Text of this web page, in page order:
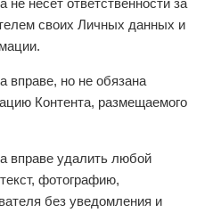
несёт ответственности за
своих Личных данных и
вправе, но не обязана
Контента, размещаемого
вправе удалить любой
фотографию,
без уведомления и